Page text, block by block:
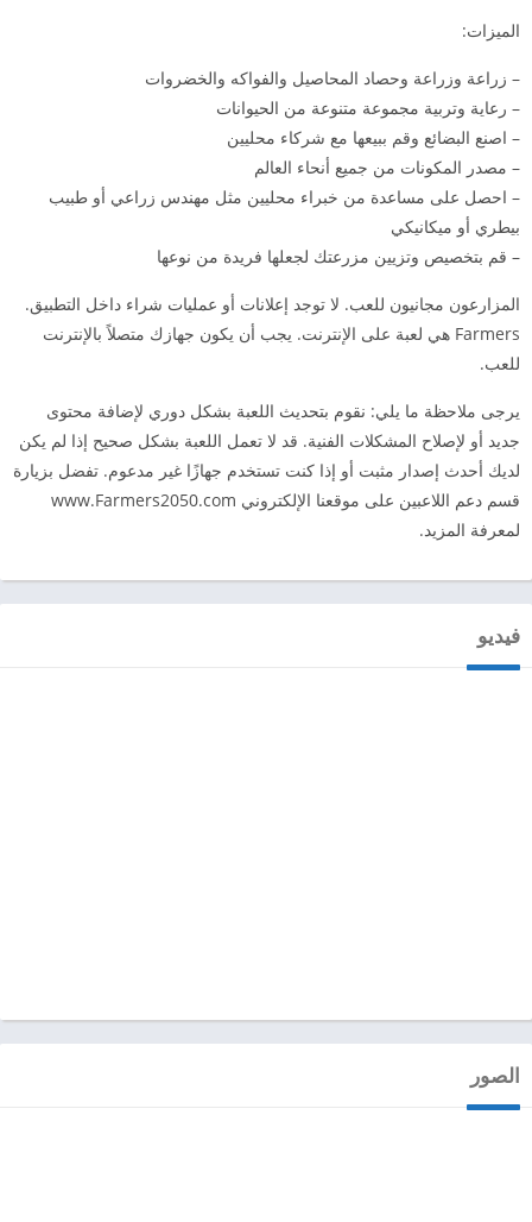
الميزات:
– زراعة وزراعة وحصاد المحاصيل والفواكه والخضروات
– رعاية وتربية مجموعة متنوعة من الحيوانات
– اصنع البضائع وقم ببيعها مع شركاء محليين
– مصدر المكونات من جميع أنحاء العالم
– احصل على مساعدة من خبراء محليين مثل مهندس زراعي أو طبيب
بيطري أو ميكانيكي
– قم بتخصيص وتزيين مزرعتك لجعلها فريدة من نوعها
المزارعون مجانيون للعب. لا توجد إعلانات أو عمليات شراء داخل التطبيق.
Farmers هي لعبة على الإنترنت. يجب أن يكون جهازك متصلاً بالإنترنت
للعب.
يرجى ملاحظة ما يلي: نقوم بتحديث اللعبة بشكل دوري لإضافة محتوى
جديد أو لإصلاح المشكلات الفنية. قد لا تعمل اللعبة بشكل صحيح إذا لم يكن
لديك أحدث إصدار مثبت أو إذا كنت تستخدم جهازًا غير مدعوم. تفضل بزيارة
قسم دعم اللاعبين على موقعنا الإلكتروني www.Farmers2050.com
لمعرفة المزيد.
فيديو
الصور